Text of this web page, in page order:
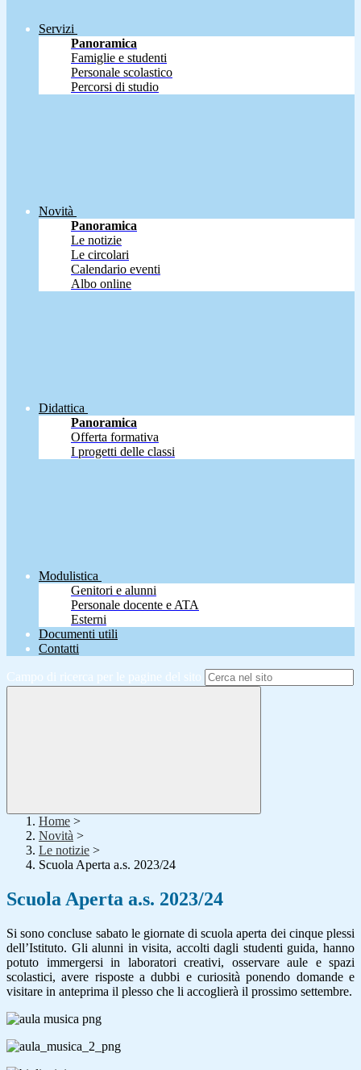
Servizi
Panoramica
Famiglie e studenti
Personale scolastico
Percorsi di studio
Novità
Panoramica
Le notizie
Le circolari
Calendario eventi
Albo online
Didattica
Panoramica
Offerta formativa
I progetti delle classi
Modulistica
Genitori e alunni
Personale docente e ATA
Esterni
Documenti utili
Contatti
Campo di ricerca per le pagine del sito
Home >
Novità >
Le notizie >
Scuola Aperta a.s. 2023/24
Scuola Aperta a.s. 2023/24
Si sono concluse sabato le giornate di scuola aperta dei cinque plessi
dell’Istituto. Gli alunni in visita, accolti dagli studenti guida, hanno
potuto immergersi in laboratori creativi, osservare aule e spazi
scolastici, avere risposte a dubbi e curiosità ponendo domande e
visitare in anteprima il plesso che li accoglierà il prossimo settembre.